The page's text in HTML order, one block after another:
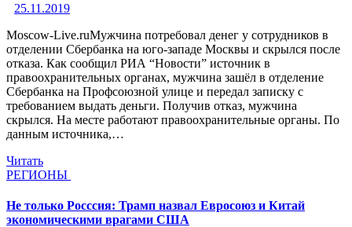
25.11.2019
Moscow-Live.ruМужчина потребовал денег у сотрудников в
отделении Сбербанка на юго-западе Москвы и скрылся после
отказа. Как сообщил РИА “Новости” источник в
правоохранительных органах, мужчина зашёл в отделение
Сбербанка на Профсоюзной улице и передал записку с
требованием выдать деньги. Получив отказ, мужчина
скрылся. На месте работают правоохранительные органы. По
данным источника,…
Читать
РЕГИОНЫ
Не только Росссия: Трамп назвал Евросоюз и Китай
экономическими врагами США